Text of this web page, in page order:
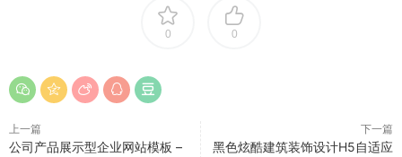
0 0
上一篇
公司产品展示型企业网站模板 –
下一篇
黑色炫酷建筑装饰设计H5自适应